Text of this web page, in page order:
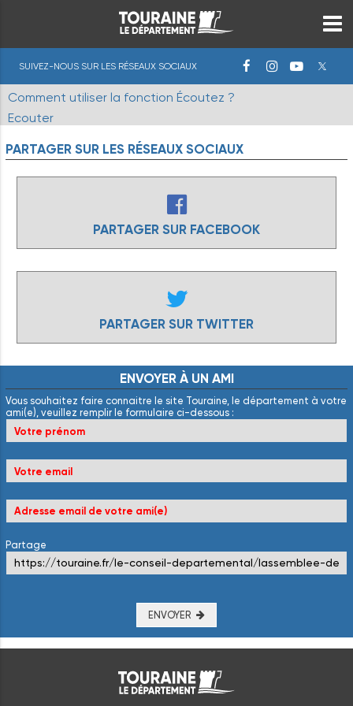
SUIVEZ-NOUS SUR LES RÉSEAUX SOCIAUX
Comment utiliser la fonction Écoutez ?
Ecouter
PARTAGER SUR LES RÉSEAUX SOCIAUX
PARTAGER SUR FACEBOOK
PARTAGER SUR TWITTER
ENVOYER À UN AMI
Vous souhaitez faire connaitre le site Touraine, le département à votre
ami(e), veuillez remplir le formulaire ci-dessous :
Partage
ENVOYER